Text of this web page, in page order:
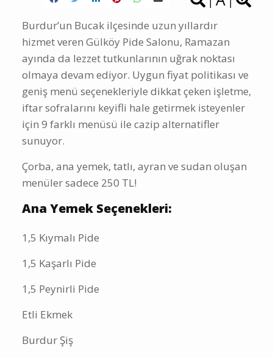
Burdur’un Bucak ilçesinde uzun yıllardır
hizmet veren Gülköy Pide Salonu, Ramazan
ayında da lezzet tutkunlarının uğrak noktası
olmaya devam ediyor. Uygun fiyat politikası ve
geniş menü seçenekleriyle dikkat çeken işletme,
iftar sofralarını keyifli hale getirmek isteyenler
için 9 farklı menüsü ile cazip alternatifler
sunuyor.
Çorba, ana yemek, tatlı, ayran ve sudan oluşan
menüler sadece 250 TL!
Ana Yemek Seçenekleri:
1,5 Kıymalı Pide
1,5 Kaşarlı Pide
1,5 Peynirli Pide
Etli Ekmek
Burdur Şiş